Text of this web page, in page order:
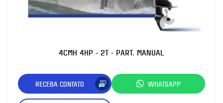
4CMH 4HP - 2T - PART. MANUAL
RECEBA CONTATO WHATSAPP